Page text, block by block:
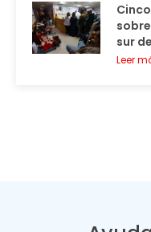
sur
Leer